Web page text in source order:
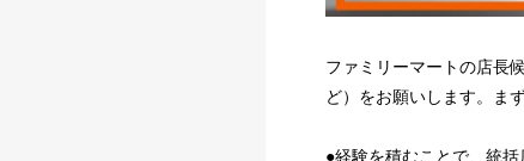
ファミリーマートの店長
ど）をお願いします。ま
●経験を積むことで、統括